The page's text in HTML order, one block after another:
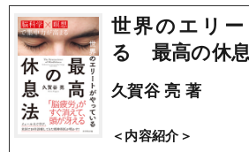
世界のエリ
る 最高の休
久賀谷 亮 著
＜内容紹介＞